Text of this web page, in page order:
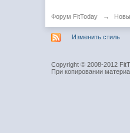
Форум FitToday →
Изменить стиль
Copyright © 2008-2012
При копировании